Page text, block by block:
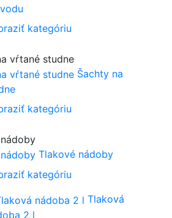
kategóriu
Šachty na
kategóriu
Tlakové nádoby
kategóriu
Tlaková
2 l